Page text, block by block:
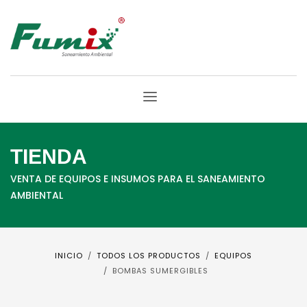
TIENDA
VENTA DE EQUIPOS E INSUMOS PARA EL SANEAMIENTO
AMBIENTAL
INICIO TODOS LOS PRODUCTOS
EQUIPOS
BOMBAS SUMERGIBLES